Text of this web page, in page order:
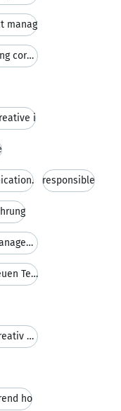
manag
Retail and Technology Convergence. Handling corpor
i
responsible
in Hauptniederlassungen und im Projekt-Management
Retail und in der Zusammenführung von Neuen Techno
unternehmerisches Denken und Handeln kreativ mit B
ho